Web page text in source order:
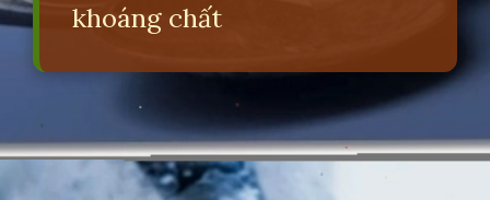
khoáng chất
Đang mở